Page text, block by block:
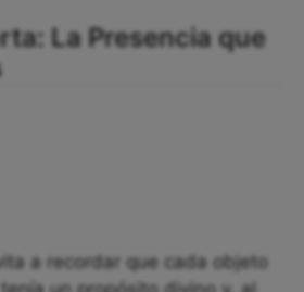
La Presencia que
a recordar que cada objeto